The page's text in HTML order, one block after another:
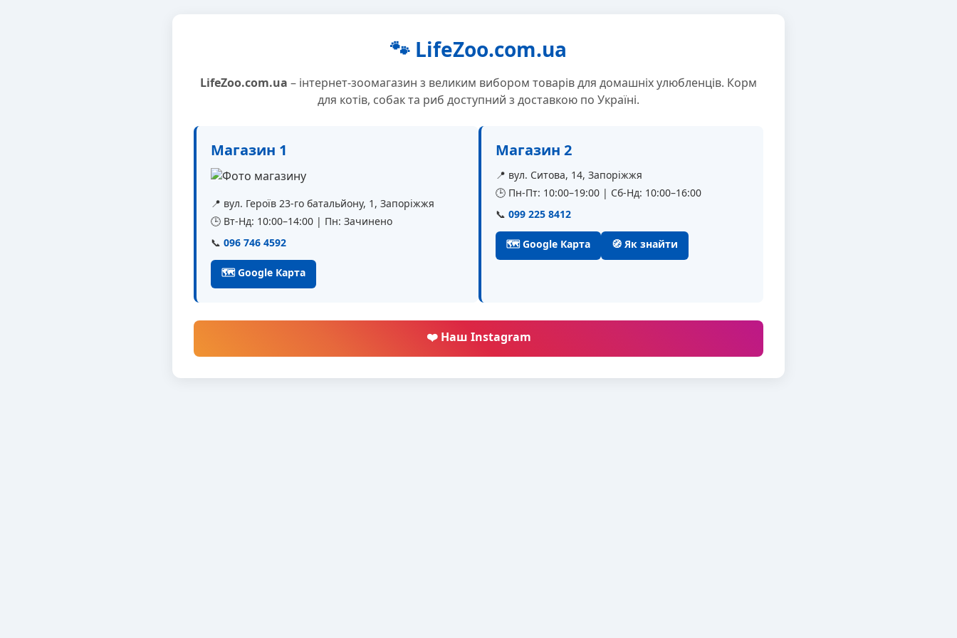
🐾 LifeZoo.com.ua
LifeZoo.com.ua – інтернет-зоомагазин з великим вибором товарів для домашніх улюбленців. Корм
для котів, собак та риб доступний з доставкою по Україні.
Магазин 1
📍 вул. Героїв 23-го батальйону, 1, Запоріжжя
🕒 Вт-Нд: 10:00–14:00 | Пн: Зачинено
📞 096 746 4592
🗺 Google Карта
Магазин 2
📍 вул. Ситова, 14, Запоріжжя
🕒 Пн-Пт: 10:00–19:00 | Сб-Нд: 10:00–16:00
📞 099 225 8412
🗺 Google Карта 🧭 Як знайти
❤️ Наш Instagram